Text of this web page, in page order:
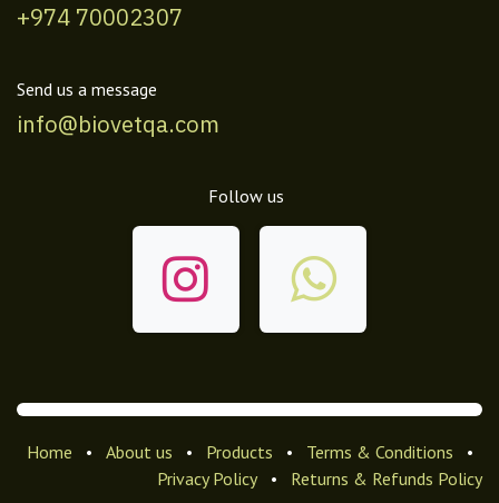
+974 70002307
Send us a message
info@biovetqa.com
Follow us
Home • About us • Products • Terms & Conditions
•
Privacy Policy
• Returns & Refunds Policy